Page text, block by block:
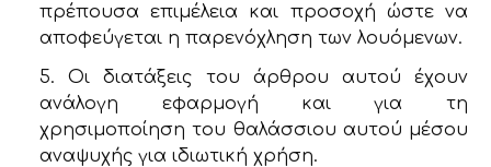
πρέπουσα επιμέλεια και προσοχή ώστε να
αποφεύγεται η παρενόχληση των λουόμενων.
5. Οι διατάξεις του άρθρου αυτού έχουν
ανάλογη εφαρμογή και για τη
χρησιμοποίηση του θαλάσσιου αυτού μέσου
αναψυχής για ιδιωτική χρήση.